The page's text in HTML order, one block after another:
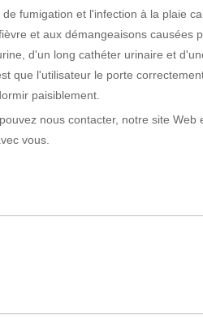
fumigation et l'infection à la plaie
et aux démangeaisons causées
d'un long cathéter urinaire et
que l'utilisateur le porte
paisiblement.
nous contacter, notre site
vous.